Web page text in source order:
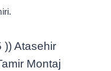
)) Atasehir
Montaj